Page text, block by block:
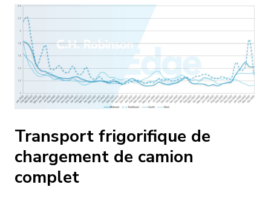
Transport frigorifique de
chargement de camion
complet